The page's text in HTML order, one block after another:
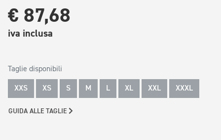
€ 87,68
iva inclusa
Taglie disponibili
XXS XS S M L XL XXL XXXL
GUIDA ALLE TAGLIE